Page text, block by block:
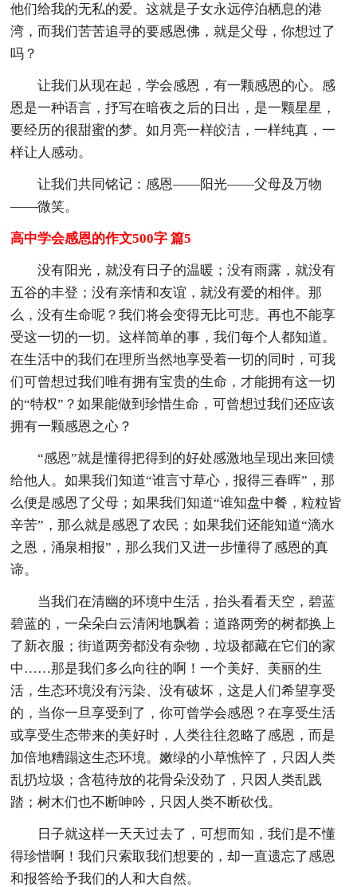
他们给我的无私的爱。这就是子女永远停泊栖息的港
湾，而我们苦苦追寻的要感恩佛，就是父母，你想过了
吗？
让我们从现在起，学会感恩，有一颗感恩的心。感
恩是一种语言，抒写在暗夜之后的日出，是一颗星星，
要经历的很甜蜜的梦。如月亮一样皎洁，一样纯真，一
样让人感动。
让我们共同铭记：感恩——阳光——父母及万物
——微笑。
高中学会感恩的作文500字 篇5
没有阳光，就没有日子的温暖；没有雨露，就没有
五谷的丰登；没有亲情和友谊，就没有爱的相伴。那
么，没有生命呢？我们将会变得无比可悲。再也不能享
受这一切的一切。这样简单的事，我们每个人都知道。
在生活中的我们在理所当然地享受着一切的同时，可我
们可曾想过我们唯有拥有宝贵的生命，才能拥有这一切
的“特权”？如果能做到珍惜生命，可曾想过我们还应该
拥有一颗感恩之心？
“感恩”就是懂得把得到的好处感激地呈现出来回馈
给他人。如果我们知道“谁言寸草心，报得三春晖”，那
么便是感恩了父母；如果我们知道“谁知盘中餐，粒粒皆
辛苦”，那么就是感恩了农民；如果我们还能知道“滴水
之恩，涌泉相报”，那么我们又进一步懂得了感恩的真
谛。
当我们在清幽的环境中生活，抬头看看天空，碧蓝
碧蓝的，一朵朵白云清闲地飘着；道路两旁的树都换上
了新衣服；街道两旁都没有杂物，垃圾都藏在它们的家
中……那是我们多么向往的啊！一个美好、美丽的生
活，生态环境没有污染、没有破坏，这是人们希望享受
的，当你一旦享受到了，你可曾学会感恩？在享受生活
或享受生态带来的美好时，人类往往忽略了感恩，而是
加倍地糟蹋这生态环境。嫩绿的小草憔悴了，只因人类
乱扔垃圾；含苞待放的花骨朵没劲了，只因人类乱践
踏；树木们也不断呻吟，只因人类不断砍伐。
日子就这样一天天过去了，可想而知，我们是不懂
得珍惜啊！我们只索取我们想要的，却一直遗忘了感恩
和报答给予我们的人和大自然。